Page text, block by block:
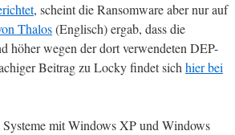
, scheint die Ransomware aber nur auf
Thalos(Englisch) ergab, dass die
höher wegen der dort verwendeten DEP-
Beitrag zu Locky findet sich hier bei
Systeme mit Windows XP und Windows